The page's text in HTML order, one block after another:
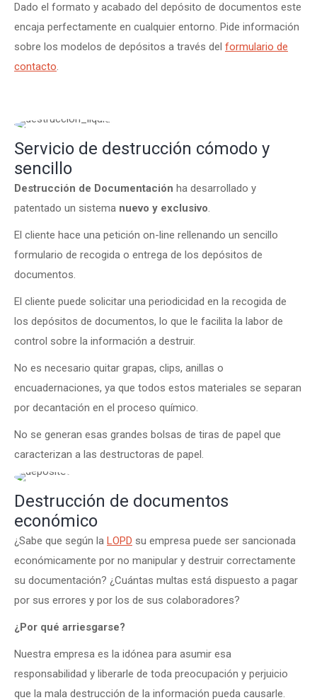
Dado el formato y acabado del depósito de documentos este
encaja perfectamente en cualquier entorno. Pide información
sobre los modelos de depósitos a través del formulario de
contacto.
Servicio de destrucción cómodo y
sencillo
Destrucción de Documentación ha desarrollado y
patentado un sistema nuevo y exclusivo.
El cliente hace una petición on-line rellenando un sencillo
formulario de recogida o entrega de los depósitos de
documentos.
El cliente puede solicitar una periodicidad en la recogida de
los depósitos de documentos, lo que le facilita la labor de
control sobre la información a destruir.
No es necesario quitar grapas, clips, anillas o
encuadernaciones, ya que todos estos materiales se separan
por decantación en el proceso químico.
No se generan esas grandes bolsas de tiras de papel que
caracterizan a las destructoras de papel.
Destrucción de documentos
económico
¿Sabe que según la LOPD su empresa puede ser sancionada
económicamente por no manipular y destruir correctamente
su documentación? ¿Cuántas multas está dispuesto a pagar
por sus errores y por los de sus colaboradores?
¿Por qué arriesgarse?
Nuestra empresa es la idónea para asumir esa
responsabilidad y liberarle de toda preocupación y perjuicio
que la mala destrucción de la información pueda causarle.